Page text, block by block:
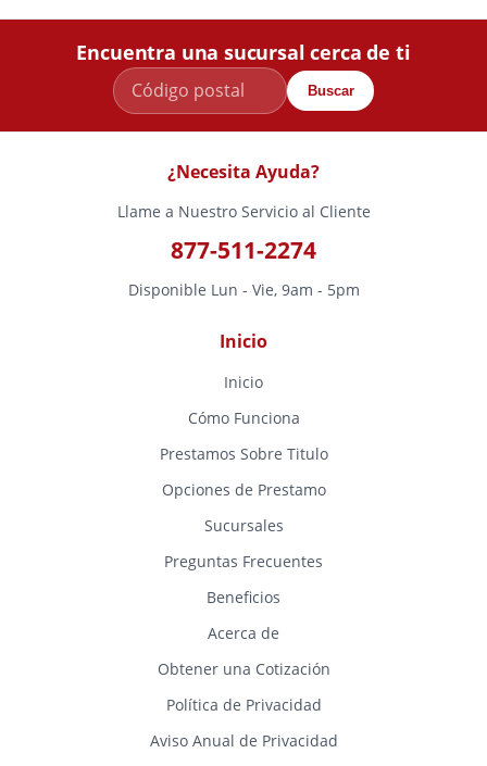
Encuentra una sucursal cerca de ti
Buscar
¿Necesita Ayuda?
Llame a Nuestro Servicio al Cliente
877-511-2274
Disponible Lun - Vie, 9am - 5pm
Inicio
Inicio
Cómo Funciona
Prestamos Sobre Titulo
Opciones de Prestamo
Sucursales
Preguntas Frecuentes
Beneficios
Acerca de
Obtener una Cotización
Política de Privacidad
Aviso Anual de Privacidad